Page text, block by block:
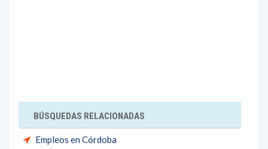
BÚSQUEDAS RELACIONADAS
Empleos en Córdoba